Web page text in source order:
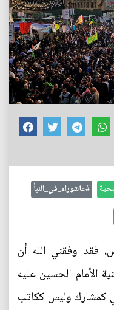
#عاشوراء_في_النبأ
فقد وفقني الله أن
الأمام الحسين عليه
كمشارك وليس ككاتب